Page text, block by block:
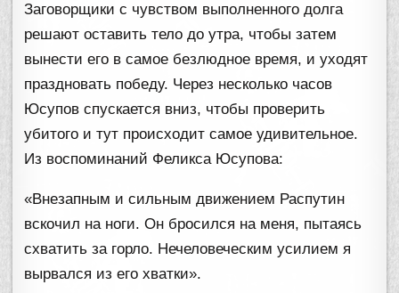
Заговорщики с чувством выполненного долга
решают оставить тело до утра, чтобы затем
вынести его в самое безлюдное время, и уходят
праздновать победу. Через несколько часов
Юсупов спускается вниз, чтобы проверить
убитого и тут происходит самое удивительное.
Из воспоминаний Феликса Юсупова:
«Внезапным и сильным движением Распутин
вскочил на ноги. Он бросился на меня, пытаясь
схватить за горло. Нечеловеческим усилием я
вырвался из его хватки».